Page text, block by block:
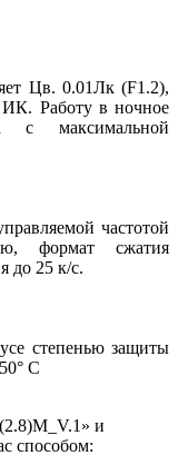
Цв. 0.01Лк (F1.2),
Работу в ночное
с максимальной
частотой
формат сжатия
до 25 к/с.
степенью защиты
С
и
способом: